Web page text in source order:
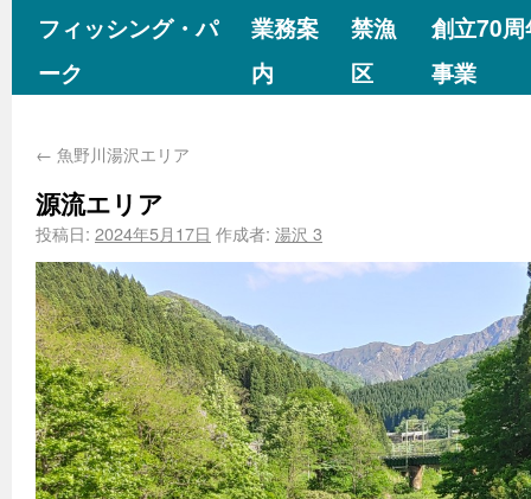
フィッシング・パ
ーク
業務案
内
禁漁
区
創立70
事業
← 魚野川湯沢エリア
源流エリア
投稿日: 2024年5月17日 作成者: 湯沢 3